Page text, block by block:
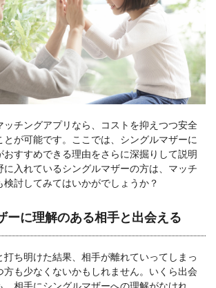
ッチングアプリなら、コストを抑えつつ安全
とが可能です。ここでは、シングルマザーに
おすすめできる理由をさらに深掘りして説明
に入れているシングルマザーの方は、マッチ
検討してみてはいかがでしょうか？
ーに理解のある相手と出会える
打ち明けた結果、相手が離れていってしまっ
方も少なくないかもしれません。いくら出会